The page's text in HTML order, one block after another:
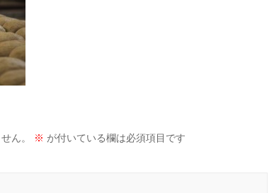
ん。 ※ が付いている欄は必須項目です